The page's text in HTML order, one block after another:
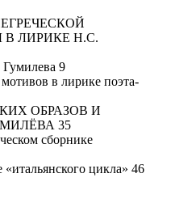
ЛИРИКЕ Н.С.
9
в лирике поэта-
ОБРАЗОВ И
35
сборнике
цикла» 46